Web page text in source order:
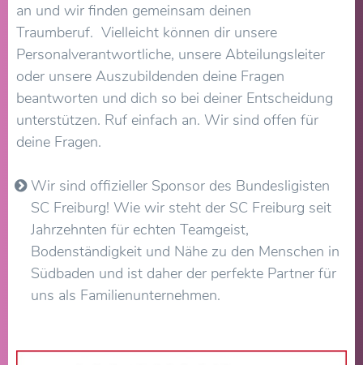
an und wir finden gemeinsam deinen
Traumberuf. Vielleicht können dir unsere
Personalverantwortliche, unsere Abteilungsleiter
oder unsere Auszubildenden deine Fragen
beantworten und dich so bei deiner Entscheidung
unterstützen. Ruf einfach an. Wir sind offen für
deine Fragen.
Wir sind offizieller Sponsor des Bundesligisten
SC Freiburg! Wie wir steht der SC Freiburg seit
Jahrzehnten für echten Teamgeist,
Bodenständigkeit und Nähe zu den Menschen in
Südbaden und ist daher der perfekte Partner für
uns als Familienunternehmen.